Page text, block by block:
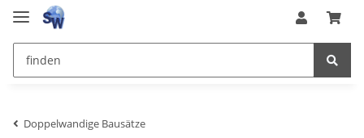
Doppelwandige Bausätze